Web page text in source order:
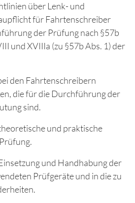
über Lenk- und
für Fahrtenschreiber
der Prüfung nach §57b
und XVIIIa (zu §57b Abs. 1) der
den Fahrtenschreibern
die für die Durchführung der
sind.
und praktische
und Handhabung der
Prüfgeräte und in die zu